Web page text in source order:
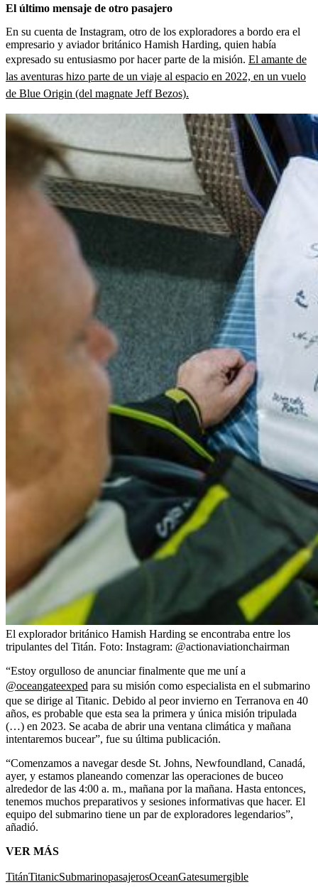
El último mensaje de otro pasajero
En su cuenta de Instagram, otro de los exploradores a bordo era el
empresario y aviador británico Hamish Harding, quien había
expresado su entusiasmo por hacer parte de la misión. El amante de
las aventuras hizo parte de un viaje al espacio en 2022, en un vuelo
de Blue Origin (del magnate Jeff Bezos).
El explorador británico Hamish Harding se encontraba entre los
tripulantes del Titán. Foto: Instagram: @actionaviationchairman
“Estoy orgulloso de anunciar finalmente que me uní a
@oceangateexped para su misión como especialista en el submarino
que se dirige al Titanic. Debido al peor invierno en Terranova en 40
años, es probable que esta sea la primera y única misión tripulada
(…) en 2023. Se acaba de abrir una ventana climática y mañana
intentaremos bucear”, fue su última publicación.
“Comenzamos a navegar desde St. Johns, Newfoundland, Canadá,
ayer, y estamos planeando comenzar las operaciones de buceo
alrededor de las 4:00 a. m., mañana por la mañana. Hasta entonces,
tenemos muchos preparativos y sesiones informativas que hacer. El
equipo del submarino tiene un par de exploradores legendarios”,
añadió.
VER MÁS
TitánTitanicSubmarinopasajerosOceanGatesumergible